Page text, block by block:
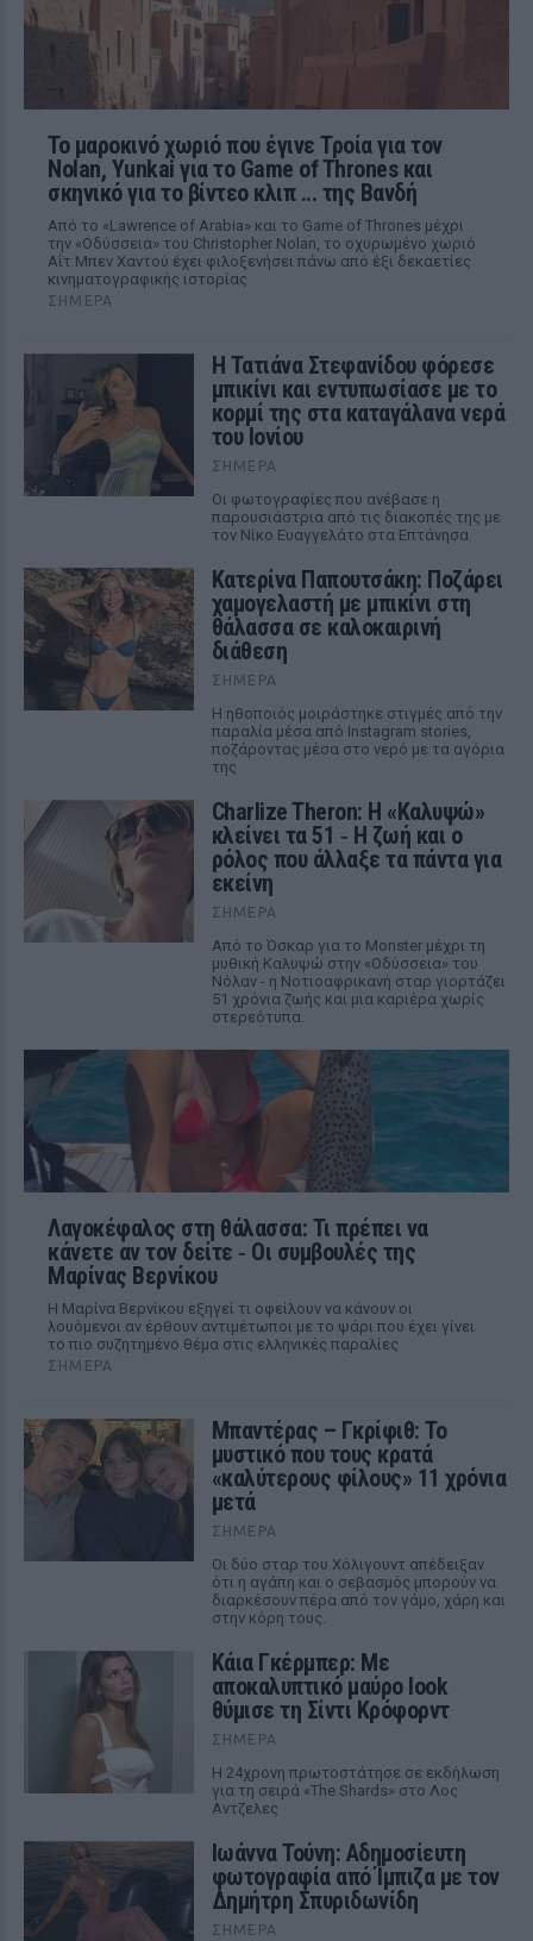
Το μαροκινό χωριό που έγινε Τροία για τον
Nolan, Yunkai για το Game of Thrones και
σκηνικό για το βίντεο κλιπ ... της Βανδή
Από το «Lawrence of Arabia» και το Game of Thrones μέχρι
την «Οδύσσεια» του Christopher Nolan, το οχυρωμένο χωριό
Αΐτ Μπεν Χαντού έχει φιλοξενήσει πάνω από έξι δεκαετίες
κινηματογραφικής ιστορίας
ΣΉΜΕΡΑ
Η Τατιάνα Στεφανίδου φόρεσε
μπικίνι και εντυπωσίασε με το
κορμί της στα καταγάλανα νερά
του Ιονίου
ΣΉΜΕΡΑ
Οι φωτογραφίες που ανέβασε η
παρουσιάστρια από τις διακοπές της με
τον Νίκο Ευαγγελάτο στα Επτάνησα
Κατερίνα Παπουτσάκη: Ποζάρει
χαμογελαστή με μπικίνι στη
θάλασσα σε καλοκαιρινή
διάθεση
ΣΉΜΕΡΑ
Η ηθοποιός μοιράστηκε στιγμές από την
παραλία μέσα από Instagram stories,
ποζάροντας μέσα στο νερό με τα αγόρια
της
Charlize Theron: Η «Καλυψώ»
κλείνει τα 51 ‑ H ζωή και ο
ρόλος που άλλαξε τα πάντα για
εκείνη
ΣΉΜΕΡΑ
Από το Όσκαρ για το Monster μέχρι τη
μυθική Καλυψώ στην «Οδύσσεια» του
Νόλαν - η Νοτιοαφρικανή σταρ γιορτάζει
51 χρόνια ζωής και μια καριέρα χωρίς
στερεότυπα.
Λαγοκέφαλος στη θάλασσα: Τι πρέπει να
κάνετε αν τον δείτε ‑ Οι συμβουλές της
Μαρίνας Βερνίκου
Η Μαρίνα Βερνίκου εξηγεί τι οφείλουν να κάνουν οι
λουόμενοι αν έρθουν αντιμέτωποι με το ψάρι που έχει γίνει
το πιο συζητημένο θέμα στις ελληνικές παραλίες
ΣΉΜΕΡΑ
Μπαντέρας – Γκρίφιθ: Το
μυστικό που τους κρατά
«καλύτερους φίλους» 11 χρόνια
μετά
ΣΉΜΕΡΑ
Οι δύο σταρ του Χόλιγουντ απέδειξαν
ότι η αγάπη και ο σεβασμός μπορούν να
διαρκέσουν πέρα από τον γάμο, χάρη και
στην κόρη τους.
Κάια Γκέρμπερ: Με
αποκαλυπτικό μαύρο look
θύμισε τη Σίντι Κρόφορντ
ΣΉΜΕΡΑ
Η 24χρονη πρωτοστάτησε σε εκδήλωση
για τη σειρά «The Shards» στο Λος
Αντζελες
Ιωάννα Τούνη: Αδημοσίευτη
φωτογραφία από Ίμπιζα με τον
Δημήτρη Σπυριδωνίδη
ΣΉΜΕΡΑ